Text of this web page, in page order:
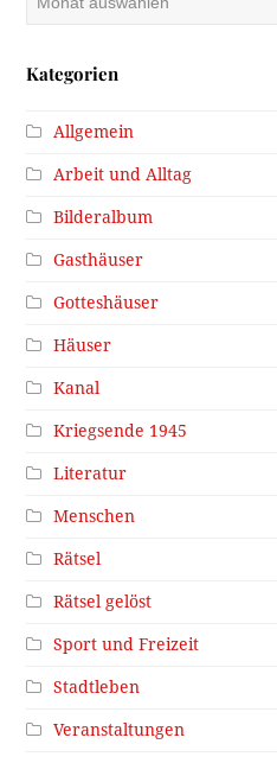
Kategorien
Allgemein
Arbeit und Alltag
Bilderalbum
Gasthäuser
Gotteshäuser
Häuser
Kanal
Kriegsende 1945
Literatur
Menschen
Rätsel
Rätsel gelöst
Sport und Freizeit
Stadtleben
Veranstaltungen